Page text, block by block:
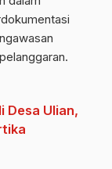
Desa Ulian,